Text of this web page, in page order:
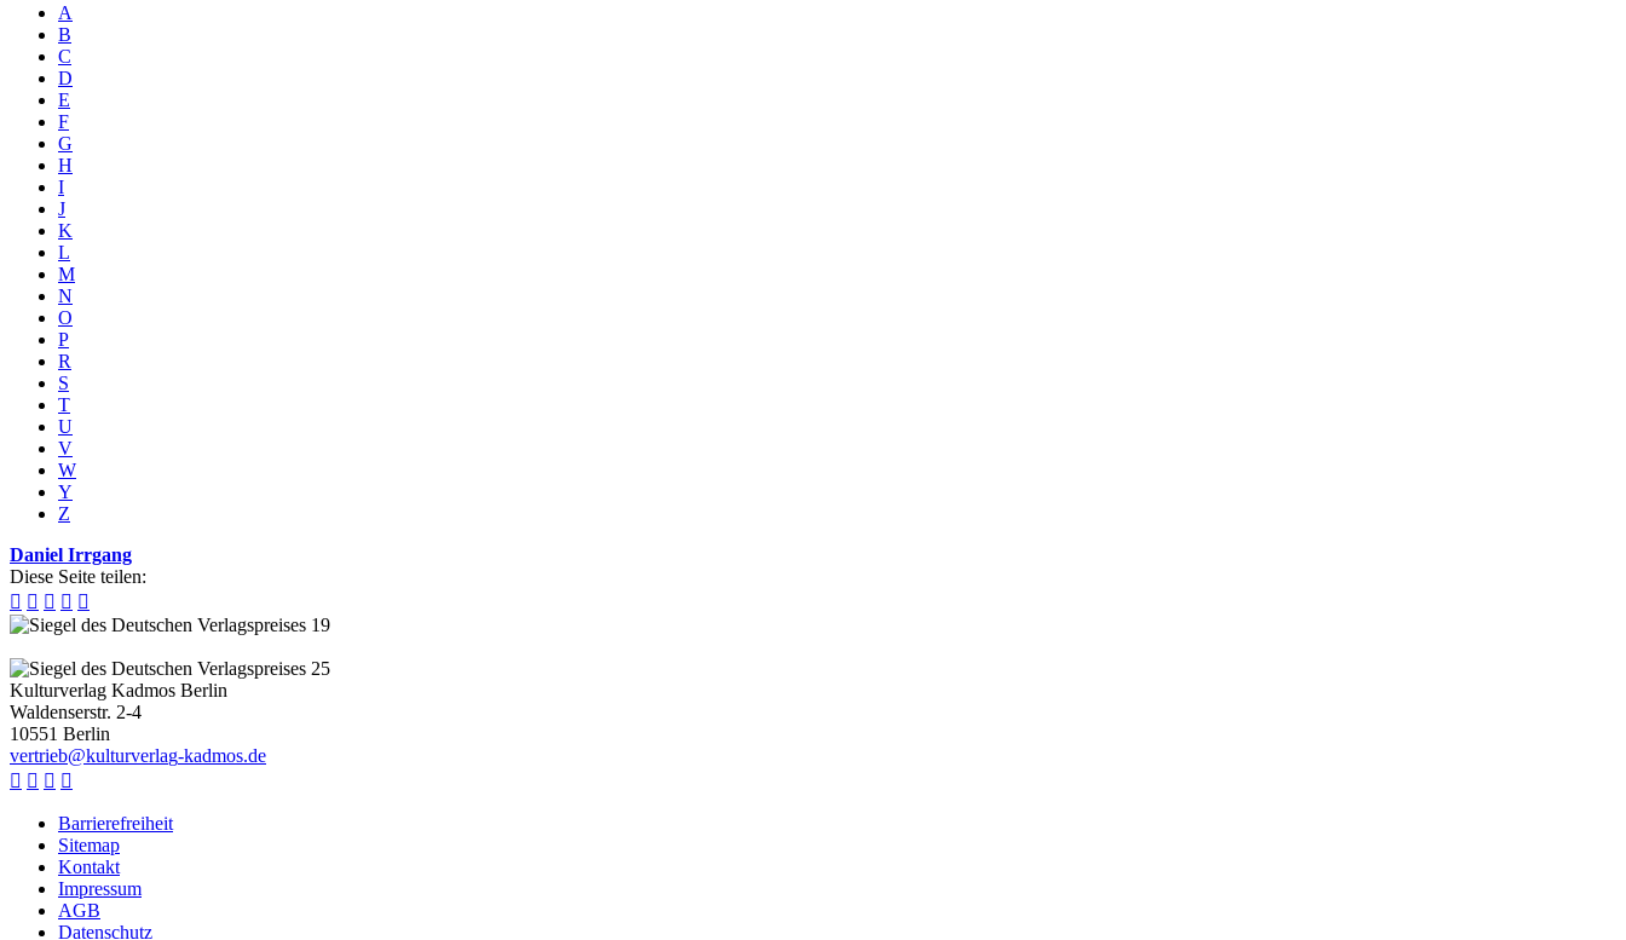
A
B
C
D
E
F
G
H
I
J
K
L
M
N
O
P
R
S
T
U
V
W
Y
Z
Daniel Irrgang
Diese Seite teilen:
    
Kulturverlag Kadmos Berlin
Waldenserstr. 2-4
10551 Berlin
vertrieb@kulturverlag-kadmos.de
   
Barrierefreiheit
Sitemap
Kontakt
Impressum
AGB
Datenschutz